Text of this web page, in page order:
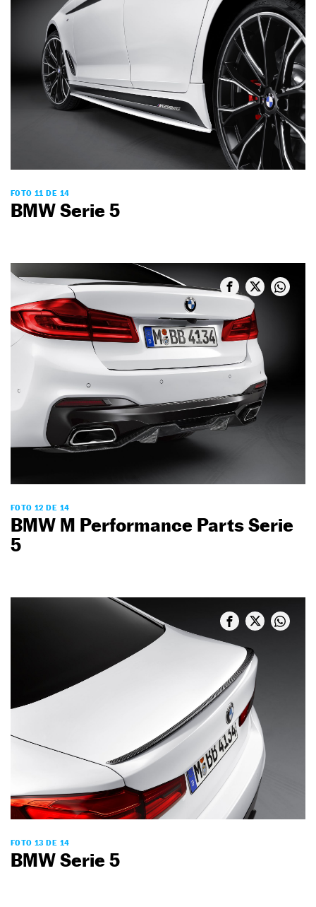
FOTO 11 DE 14
BMW Serie 5
FOTO 12 DE 14
BMW M Performance Parts Serie
5
FOTO 13 DE 14
BMW Serie 5